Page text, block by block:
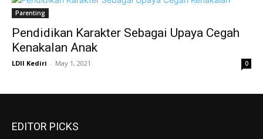
Parenting
Pendidikan Karakter Sebagai Upaya Cegah
Kenakalan Anak
LDII Kediri - May 1, 2021 0
EDITOR PICKS